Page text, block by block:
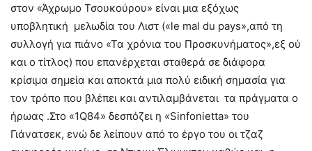
στον «Άχρωμο Τσουκούρου» είναι μια εξόχως
υποβλητική μελωδία του Λιστ («le mal du pays»,από τη
συλλογή για πιάνο «Τα χρόνια του Προσκυνήματος»,εξ ού
και ο τίτλος) που επανέρχεται σταθερά σε διάφορα
κρίσιμα σημεία και αποκτά μια πολύ ειδική σημασία για
τον τρόπο που βλέπει και αντιλαμβάνεται τα πράγματα ο
ήρωας .Στο «1Q84» δεσπόζει η «Sinfonietta» του
Γιάνατσεκ, ενώ δε λείπουν από το έργο του οι τζαζ